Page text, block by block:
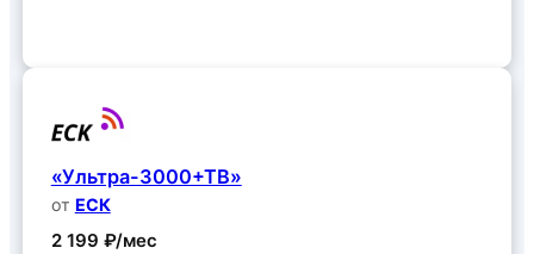
«Ультра-3000+ТВ»
от ЕСК
2 199 ₽/мес